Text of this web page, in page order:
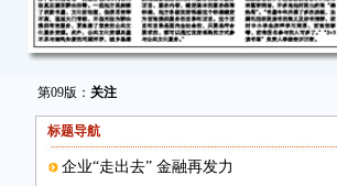
第09版： 关注
标题导航
企业“走出去” 金融再发力